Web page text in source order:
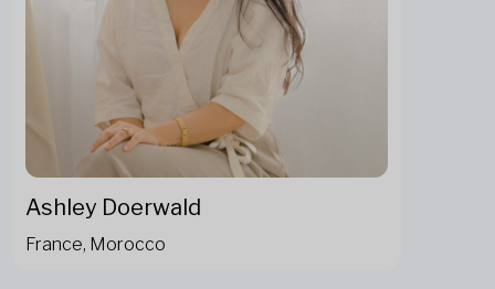
Ashley Doerwald
France, Morocco